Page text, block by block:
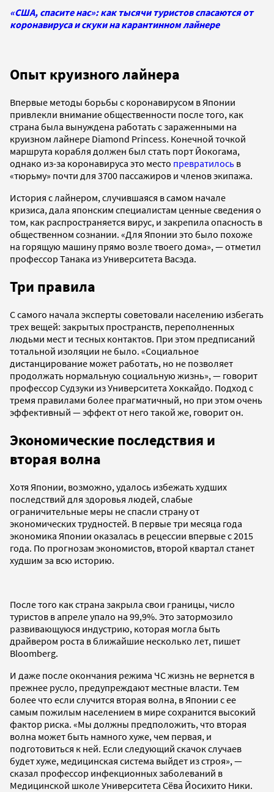
«США, спасите нас»: как тысячи туристов спасаются от
коронавируса и скуки на карантинном лайнере
Опыт круизного лайнера
Впервые методы борьбы с коронавирусом в Японии
привлекли внимание общественности после того, как
страна была вынуждена работать с зараженными на
круизном лайнере Diamond Princess. Конечной точкой
маршрута корабля должен был стать порт Йокогама,
однако из-за коронавируса это место превратилось в
«тюрьму» почти для 3700 пассажиров и членов экипажа.
История с лайнером, случившаяся в самом начале
кризиса, дала японским специалистам ценные сведения о
том, как распространяется вирус, и закрепила опасность в
общественном сознании. «Для Японии это было похоже
на горящую машину прямо возле твоего дома», — отметил
профессор Танака из Университета Васэда.
Три правила
С самого начала эксперты советовали населению избегать
трех вещей: закрытых пространств, переполненных
людьми мест и тесных контактов. При этом предписаний
тотальной изоляции не было. «Социальное
дистанцирование может работать, но не позволяет
продолжать нормальную социальную жизнь», — говорит
профессор Судзуки из Университета Хоккайдо. Подход с
тремя правилами более прагматичный, но при этом очень
эффективный — эффект от него такой же, говорит он.
Экономические последствия и
вторая волна
Хотя Японии, возможно, удалось избежать худших
последствий для здоровья людей, слабые
ограничительные меры не спасли страну от
экономических трудностей. В первые три месяца года
экономика Японии оказалась в рецессии впервые с 2015
года. По прогнозам экономистов, второй квартал станет
худшим за всю историю.
После того как страна закрыла свои границы, число
туристов в апреле упало на 99,9%. Это затормозило
развивающуюся индустрию, которая могла быть
драйвером роста в ближайшие несколько лет, пишет
Bloomberg.
И даже после окончания режима ЧС жизнь не вернется в
прежнее русло, предупреждают местные власти. Тем
более что если случится вторая волна, в Японии с ее
самым пожилым населением в мире сохранится высокий
фактор риска. «Мы должны предположить, что вторая
волна может быть намного хуже, чем первая, и
подготовиться к ней. Если следующий скачок случаев
будет хуже, медицинская система выйдет из строя», —
сказал профессор инфекционных заболеваний в
Медицинской школе Университета Сёва Йосихито Ники.